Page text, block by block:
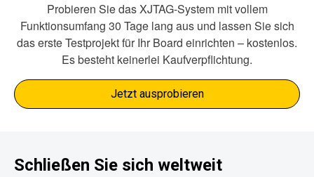
Probieren Sie das XJTAG-System mit vollem
Funktionsumfang 30 Tage lang aus und lassen Sie sich
das erste Testprojekt für Ihr Board einrichten – kostenlos.
Es besteht keinerlei Kaufverpflichtung.
Jetzt ausprobieren
Schließen Sie sich weltweit